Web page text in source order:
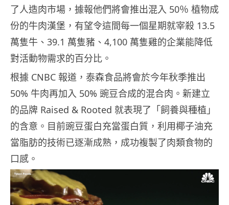
了人造肉市場，據報他們將會推出混入 50％ 植物成
份的牛肉漢堡，有望令這間每一個星期就宰殺 13.5
萬隻牛、39.1 萬隻豬、4,100 萬隻雞的企業能降低
對活動物需求的百分比。
根據 CNBC 報道，泰森食品將會於今年秋季推出
50% 牛肉再加入 50% 豌豆合成的混合肉。新建立
的品牌 Raised & Rooted 就表現了「飼養與種植」
的含意。目前豌豆蛋白充當蛋白質，利用椰子油充
當脂肪的技術已逐漸成熟，成功複製了肉類食物的
口感。